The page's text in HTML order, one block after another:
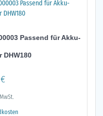
Passend für Akku-
DHW180
€